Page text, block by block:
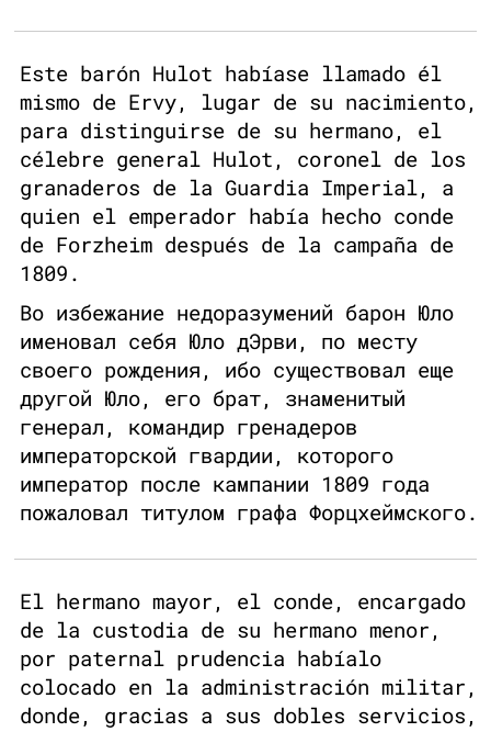
Este barón Hulot habíase llamado él
mismo de Ervy, lugar de su nacimiento,
para distinguirse de su hermano, el
célebre general Hulot, coronel de los
granaderos de la Guardia Imperial, a
quien el emperador había hecho conde
de Forzheim después de la campaña de
1809.
Во избежание недоразумений барон Юло
именовал себя Юло дЭрви, по месту
своего рождения, ибо существовал еще
другой Юло, его брат, знаменитый
генерал, командир гренадеров
императорской гвардии, которого
император после кампании 1809 года
пожаловал титулом графа Форцхеймского.
El hermano mayor, el conde, encargado
de la custodia de su hermano menor,
por paternal prudencia habíalo
colocado en la administración militar,
donde, gracias a sus dobles servicios,